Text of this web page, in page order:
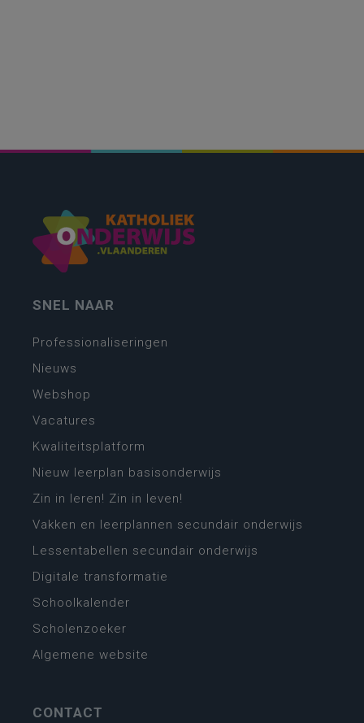
SNEL NAAR
Professionaliseringen
Nieuws
Webshop
Vacatures
Kwaliteitsplatform
Nieuw leerplan basisonderwijs
Zin in leren! Zin in leven!
Vakken en leerplannen secundair onderwijs
Lessentabellen secundair onderwijs
Digitale transformatie
Schoolkalender
Scholenzoeker
Algemene website
CONTACT